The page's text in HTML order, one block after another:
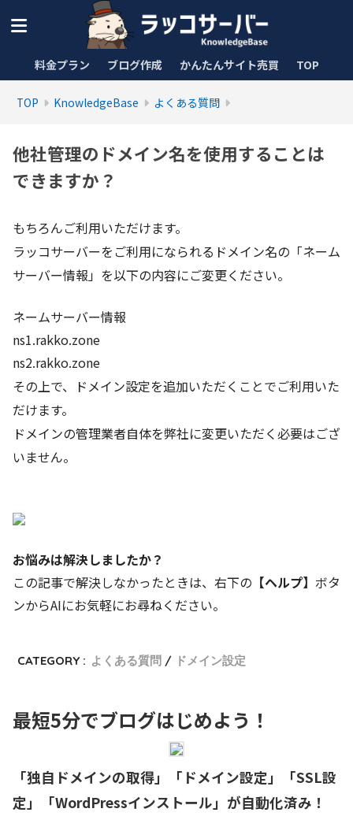
料金プラン ブログ作成 かんたんサイト売買 TOP
TOP KnowledgeBase よくある質問
他社管理のドメイン名を使用することは
できますか？
もちろんご利用いただけます。
ラッコサーバーをご利用になられるドメイン名の「ネーム
サーバー情報」を以下の内容にご変更ください。
ネームサーバー情報
ns1.rakko.zone
ns2.rakko.zone
その上で、ドメイン設定を追加いただくことでご利用いた
だけます。
ドメインの管理業者自体を弊社に変更いただく必要はござ
いません。
お悩みは解決しましたか？
この記事で解決しなかったときは、右下の 【ヘルプ】 ボタ
ンからAIにお気軽にお尋ねください。
CATEGORY : よくある質問 ドメイン設定
最短5分でブログはじめよう！
「独自ドメインの取得」「ドメイン設定」「SSL設
定」「WordPressインストール」が自動化済み！